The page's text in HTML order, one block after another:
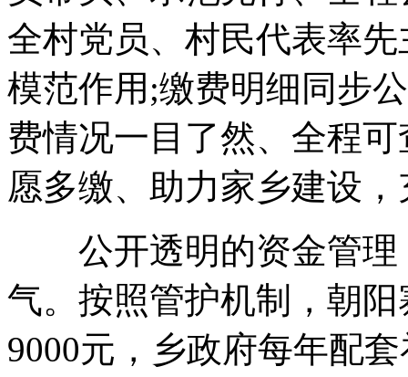
全村党员、村民代表率
模范作用;缴费明细同步
费情况一目了然、全程
愿多缴、助力家乡建设
公开透明的资金管理
气。按照管护机制，朝
9000元，乡政府每年配